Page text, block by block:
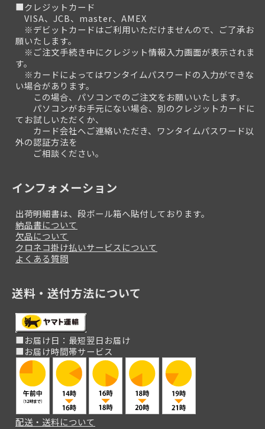
■クレジットカード
VISA、JCB、master、AMEX
※デビットカードはご利用いただけませんので、ご了承お
願いたします。
※ご注文手続き中にクレジット情報入力画面が表示されま
す。
※カードによってはワンタイムパスワードの入力ができな
い場合があります。
この場合、パソコンでのご注文をお願いいたします。
パソコンがお手元にない場合、別のクレジットカードに
てお試しいただくか、
カード会社へご連絡いただき、ワンタイムパスワード以
外の認証方法を
ご相談ください。
インフォメーション
出荷明細書は、段ボール箱へ貼付しております。
納品書について
欠品について
クロネコ掛け払いサービスについて
よくある質問
送料・送付方法について
■お届け日：最短翌日お届け
■お届け時間帯サービス
配送・送料について